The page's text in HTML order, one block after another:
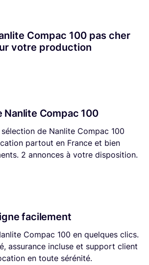
Compac 100 pas cher
votre production
Nanlite Compac 100
de Nanlite Compac 100
partout en France et bien
2 annonces à votre disposition.
facilement
Compac 100 en quelques clics.
assurance incluse et support client
en toute sérénité.